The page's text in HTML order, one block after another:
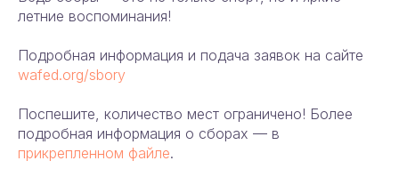
летние воспоминания!
Подробная информация и подача заявок на сайте
wafed.org/sbory
Поспешите, количество мест ограничено! Более
подробная информация о сборах — в
прикрепленном файле.